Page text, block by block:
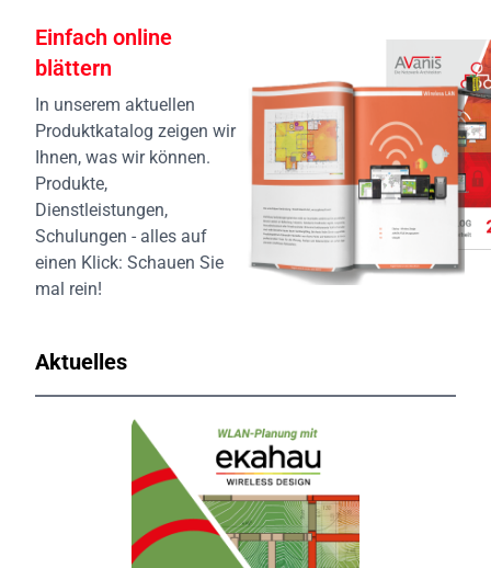
Einfach online
blättern
In unserem aktuellen
Produktkatalog zeigen wir
Ihnen, was wir können.
Produkte,
Dienstleistungen,
Schulungen - alles auf
einen Klick: Schauen Sie
mal rein!
Aktuelles